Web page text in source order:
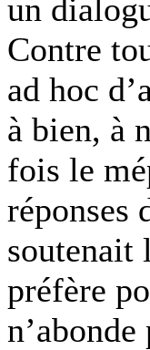
un
Contre
ad hoc
à bien, à
fois le
réponses
soutenait
préfère
n’abonde